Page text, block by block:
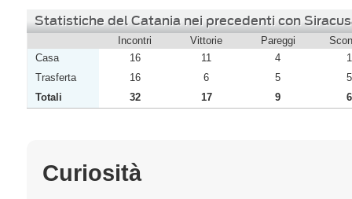
Statistiche del Catania nei precedenti con
Incontri Vittorie Pareggi
Casa
16 11 4
1
Trasferta
16 6 5
5
Totali
32 17 9 6
Curiosità